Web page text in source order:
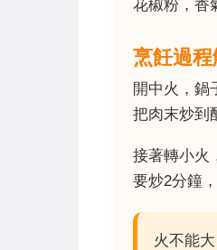
花椒粉，香
烹飪過
開中火，鍋
把肉末炒到
接著轉小火
要炒2分鐘
火不能